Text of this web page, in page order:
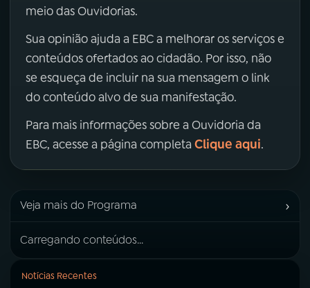
meio das Ouvidorias.
Sua opinião ajuda a EBC a melhorar os serviços e
conteúdos ofertados ao cidadão. Por isso, não
se esqueça de incluir na sua mensagem o link
do conteúdo alvo de sua manifestação.
Para mais informações sobre a Ouvidoria da
EBC, acesse a página completa Clique aqui.
Veja mais do Programa ›
Carregando conteúdos...
Notícias Recentes